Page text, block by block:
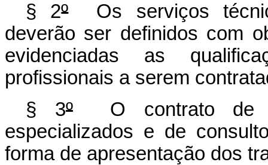
§ 2ºOs serviços
deverão ser definidos com
evidenciadas as
profissionais a serem
§ 3ºO contrato de
especializados e de
forma de apresentação dos